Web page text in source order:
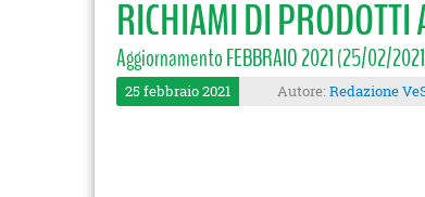
RICHIAMI DI
Aggiornamento FEBBRAIO 2021 (25/02/
25 febbraio 2021 Autore: Redazione